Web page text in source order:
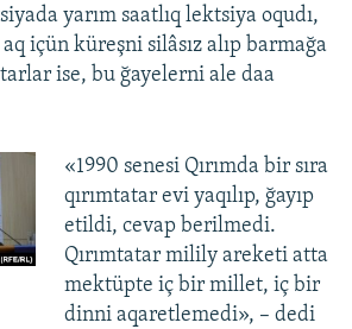
yarım saatlıq lektsiya oqudı,
içün küreşni silâsız alıp barmağa
ise, bu ğayelerni ale daa
«1990 senesi Qırımda bir sıra
qırımtatar evi yaqılıp, ğayıp
etildi, cevap berilmedi.
Qırımtatar milily areketi atta
mektüpte iç bir millet, iç bir
dinni aqaretlemedi», – dedi